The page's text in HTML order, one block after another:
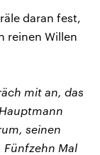
daran fest,
reinen Willen
mit an, das
seinen
Fünfzehn Mal